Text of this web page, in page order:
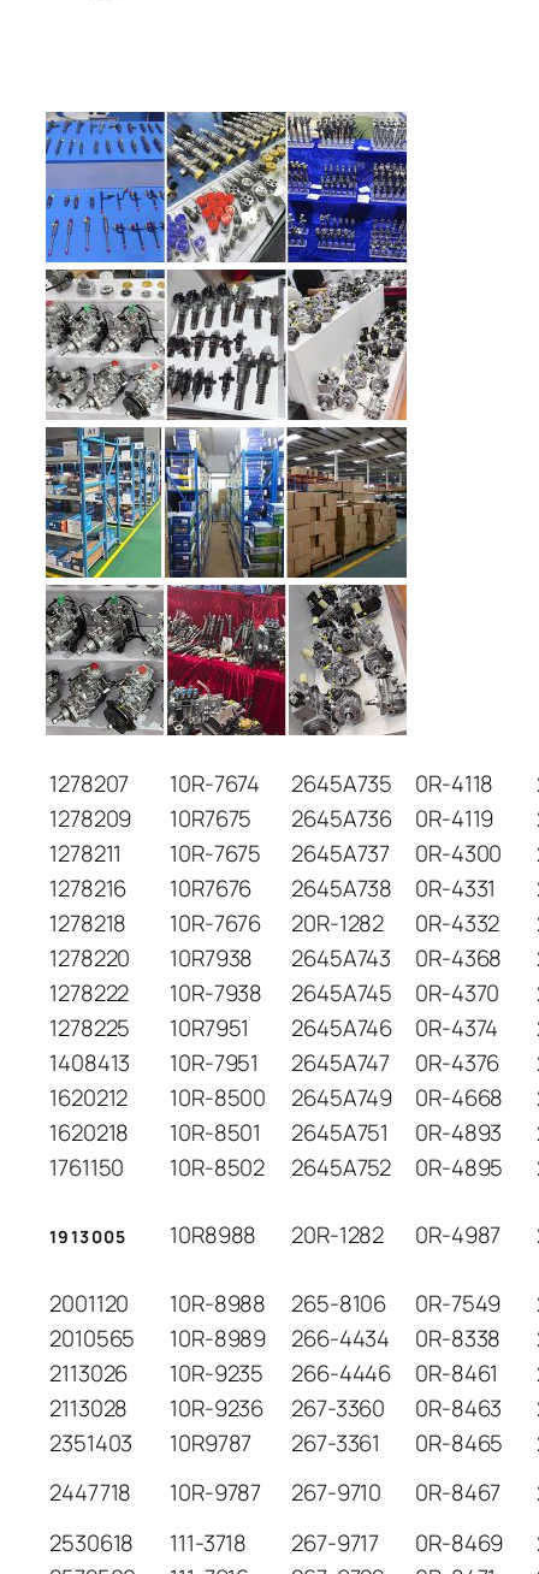
1278207 10R-7674 2645A735 0R-4118
1278209
10R7675 2645A736 0R-4119
1278211
10R-7675 2645A737 0R-4300
1278216
10R7676 2645A738 0R-4331
1278218
10R-7676 20R-1282 0R-4332
1278220
10R7938 2645A743 0R-4368
1278222
10R-7938 2645A745 0R-4370
1278225
10R7951 2645A746 0R-4374
1408413
10R-7951 2645A747 0R-4376
1620212
10R-8500 2645A749 0R-4668
1620218
10R-8501 2645A751 0R-4893
1761150
10R-8502 2645A752 0R-4895
1913005 10R8988 20R-1282 0R-4987
2001120 10R-8988 265-8106 0R-7549
2010565
10R-8989 266-4434 0R-8338
2113026
10R-9235 266-4446 0R-8461
2113028
10R-9236 267-3360 0R-8463
2351403
10R9787 267-3361 0R-8465
2447718
10R-9787 267-9710 0R-8467
2530618
111-3718 267-9717 0R-8469